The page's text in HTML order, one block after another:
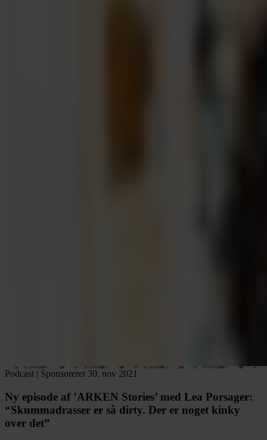
Podcast | Sponsoreret 30. nov 2021
Ny episode af ’ARKEN Stories’ med Lea Porsager:
“Skummadrasser er så dirty. Der er noget kinky
over det”